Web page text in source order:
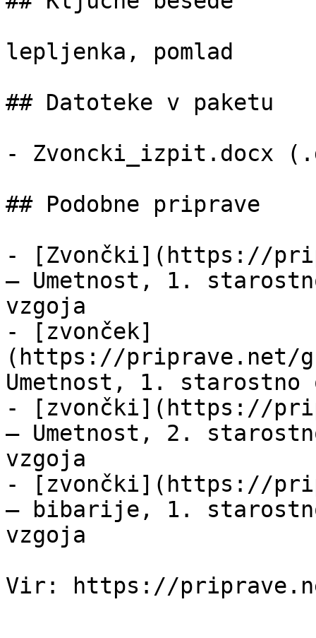
lepljenka, pomlad
## Datoteke v paketu
- Zvoncki_izpit.docx
## Podobne priprave
- [Zvončki](https://
— Umetnost, 1.
vzgoja
- [zvonček]
(https://priprave.net/
Umetnost, 1. starostno
- [zvončki](https://
— Umetnost, 2.
vzgoja
- [zvončki](https://
— bibarije, 1.
vzgoja